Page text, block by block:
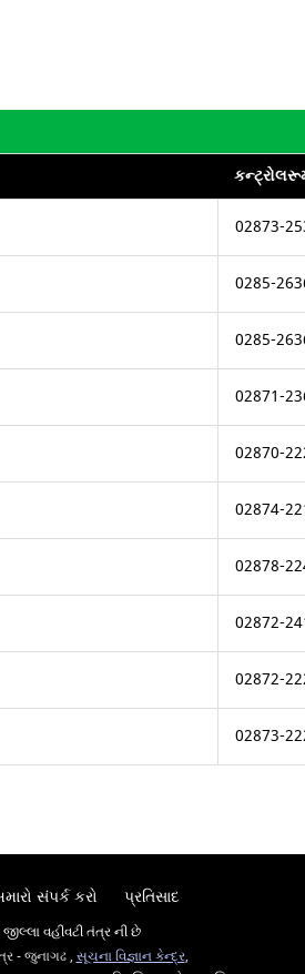
02873-
0285-
0285-
02871-
02870-
02874-
02878-
02872-
02872-
02873-
સંપર્ક કરો પ્રતિસાદ
વહીવટી તંત્ર ની છે
- જુનાગઢ , સૂચના વિજ્ઞાન કેન્દ્ર,